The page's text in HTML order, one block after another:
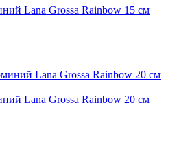
Lana Grossa Rainbow 15 см
Lana Grossa Rainbow 20 см